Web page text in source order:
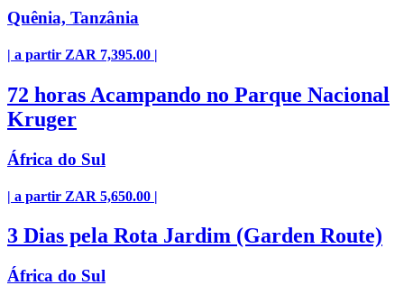
Quênia, Tanzânia
| a partir ZAR 7,395.00 |
72 horas Acampando no Parque Nacional
Kruger
África do Sul
| a partir ZAR 5,650.00 |
3 Dias pela Rota Jardim (Garden Route)
África do Sul